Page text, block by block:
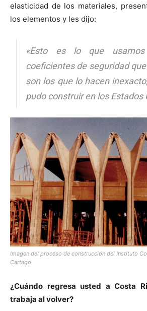
elasticidad de los materiales,
los elementos y les dijo:
«Esto es lo que
coeficientes de seguridad
son los que lo hacen
pudo construir en los Estados
Imagen del proceso de construcción del Instituto
Cartago
¿Cuándo regresa usted a Costa
trabaja al volver?